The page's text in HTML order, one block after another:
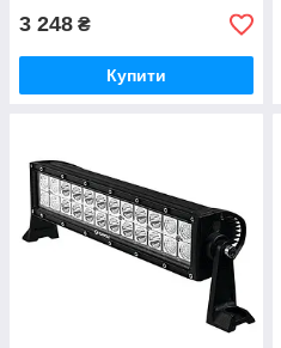
3 248 ₴
Купити